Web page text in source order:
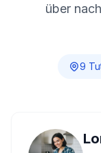
über
9